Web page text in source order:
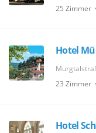
25 Zimmer
Hotel
23 Zimmer
Hotel